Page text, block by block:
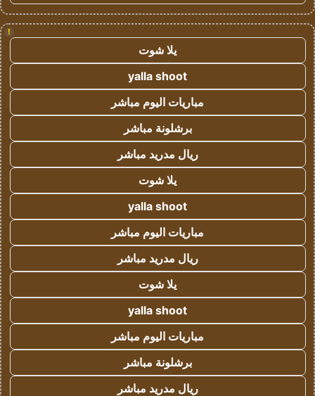
!
يلا شوت
yalla shoot
مباريات اليوم مباشر
برشلونة مباشر
ريال مدريد مباشر
يلا شوت
yalla shoot
مباريات اليوم مباشر
ريال مدريد مباشر
يلا شوت
yalla shoot
مباريات اليوم مباشر
برشلونة مباشر
ريال مدريد مباشر